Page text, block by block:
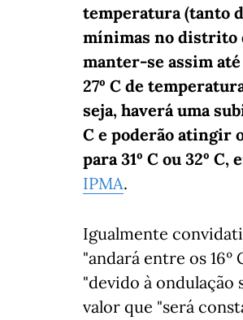
temperatura (tanto
mínimas no distrito
manter-se assim
27º C de
seja, haverá uma
C e poderão atingir
para 31º C ou 32º
IPMA.
Igualmente
"andará entre os 16º
"devido à ondulação
valor que "será